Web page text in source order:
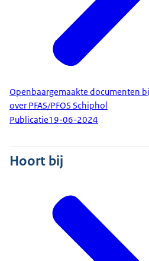
Openbaargemaakte documenten
over PFAS/PFOS Schiphol
Publicatie19-06-2024
Hoort bij